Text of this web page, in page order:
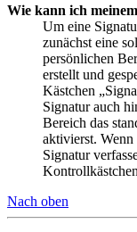
Wie kann ich
Um eine
zunächst eine
persönlichen
erstellt und
Kästchen
Signatur auch
Bereich das
aktivierst. Wenn
Signatur
Nach oben